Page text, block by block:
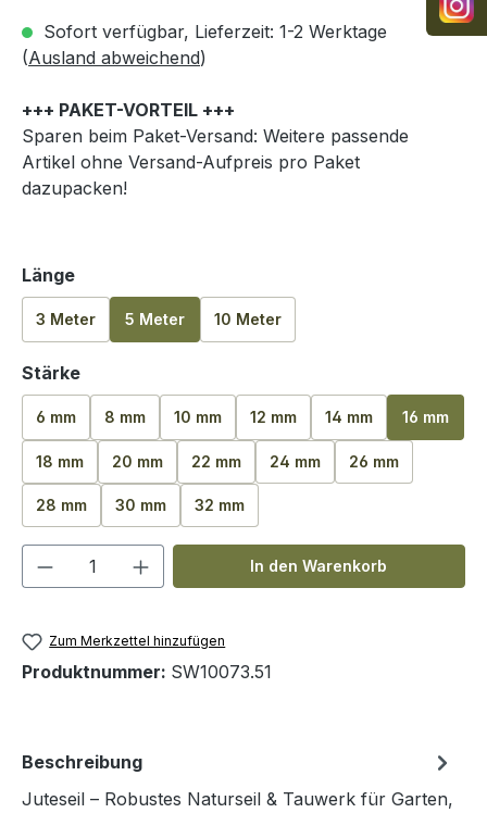
Sofort verfügbar, Lieferzeit: 1-2 Werktage
(Ausland abweichend)
+++ PAKET-VORTEIL +++
Sparen beim Paket-Versand: Weitere passende
Artikel ohne Versand-Aufpreis pro Paket
dazupacken!
Längeauswählen
3 Meter 5 Meter 10 Meter
Stärkeauswählen
6 mm 8 mm 10 mm 12 mm 14 mm 16 mm
18 mm 20 mm 22 mm 24 mm 26 mm
28 mm 30 mm 32 mm
Produkt Anzahl: Gib denIn den Warenkorb
Zum Merkzettel hinzufügen
Produktnummer: SW10073.51
Beschreibung
Juteseil – Robustes Naturseil & Tauwerk für Garten,